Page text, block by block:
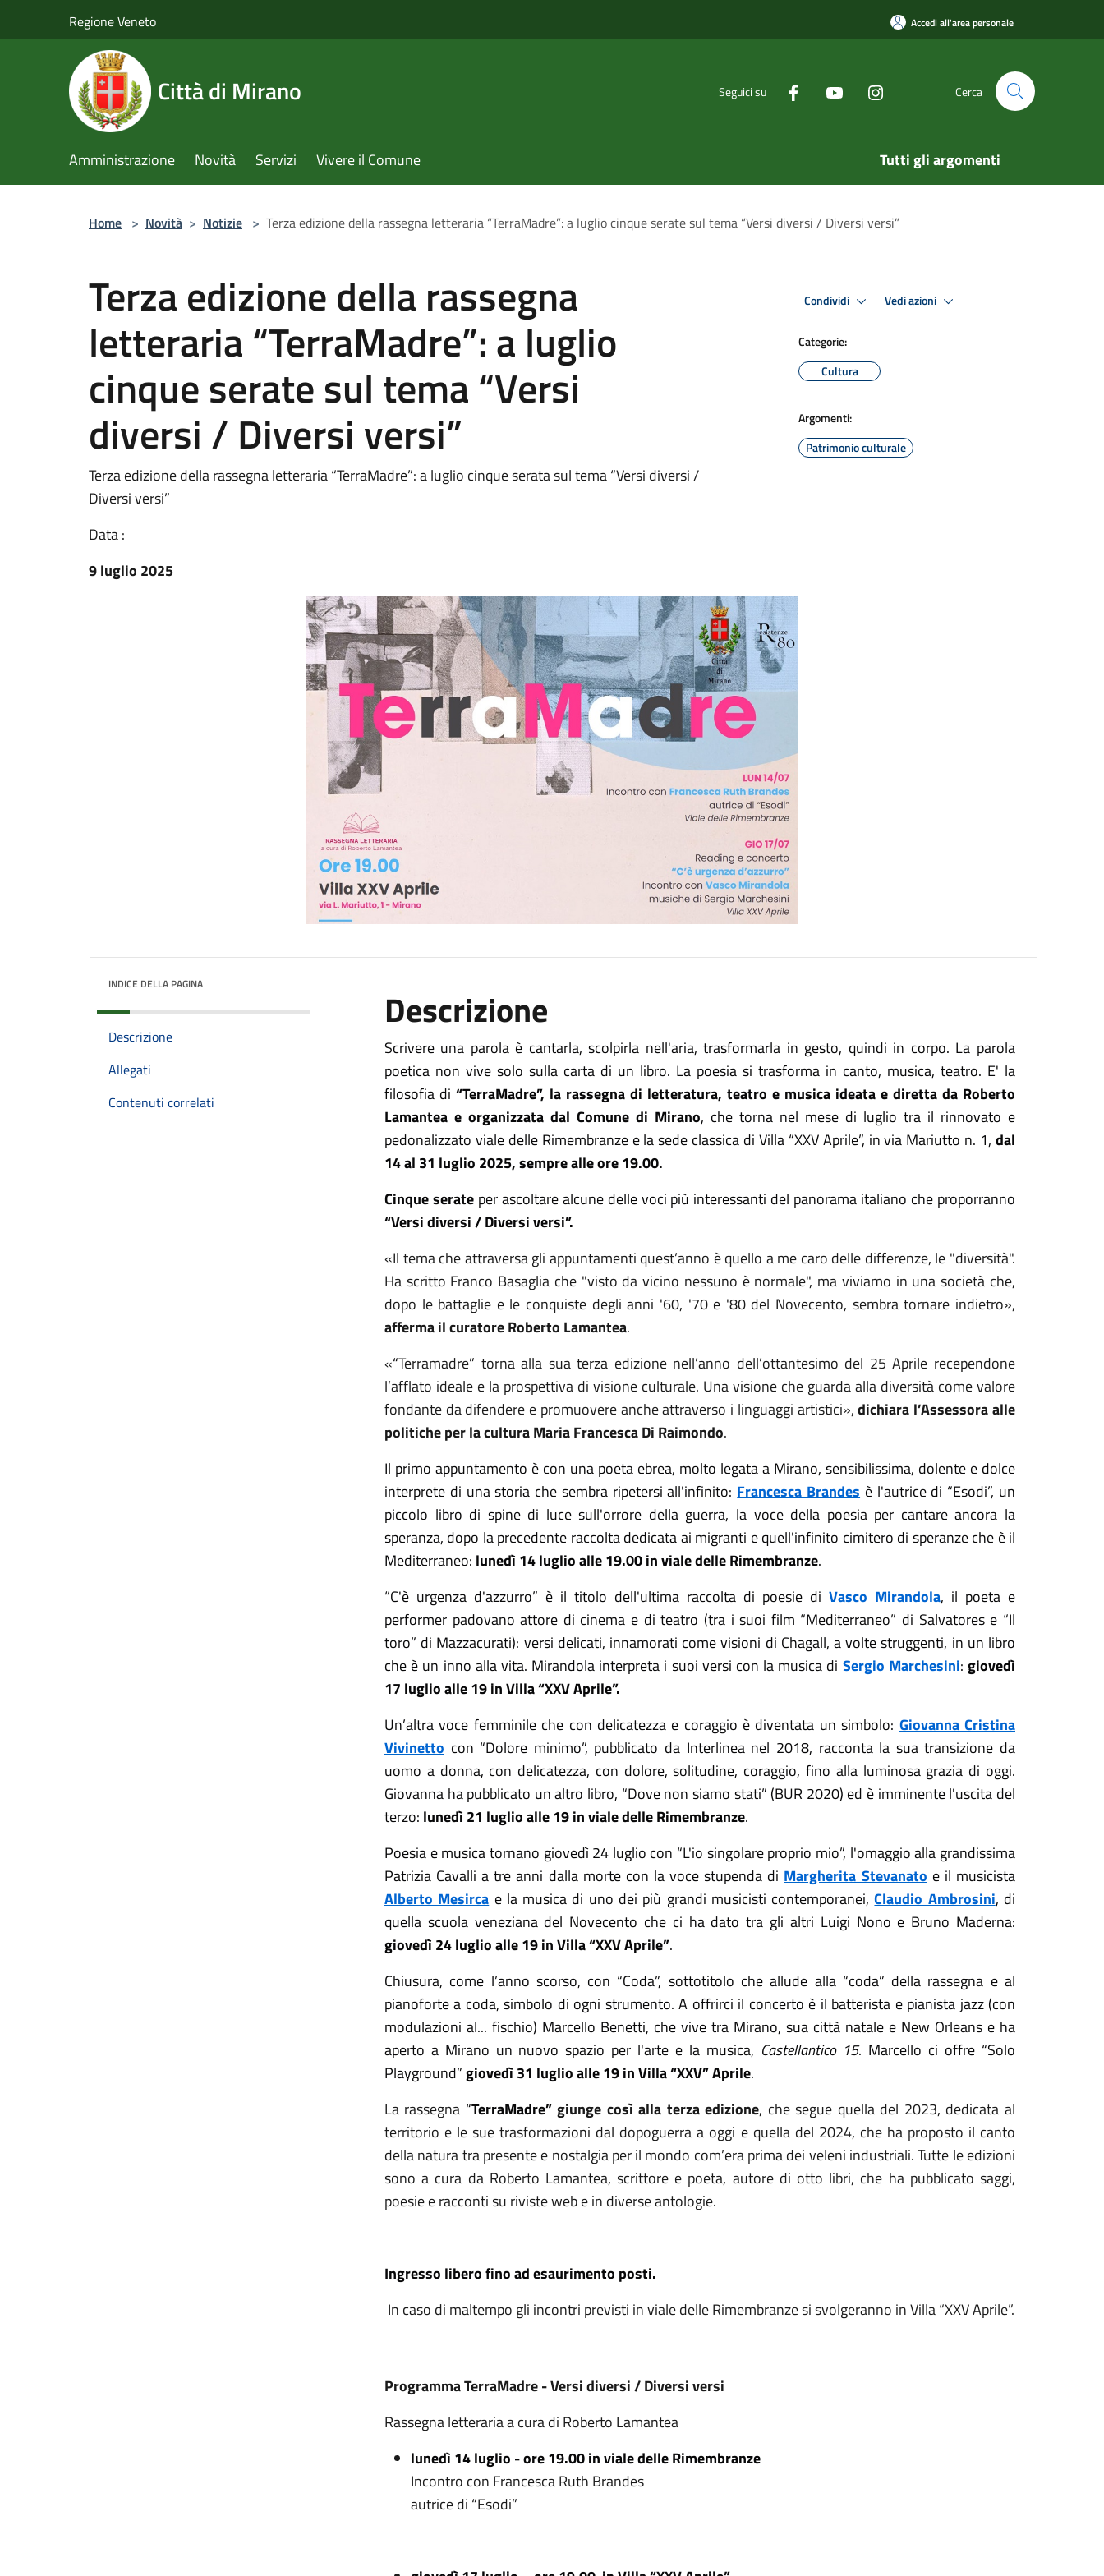
Regione Veneto Accedi all'area personale
Città di Mirano Seguici su Cerca
Amministrazione Novità Servizi Vivere il Comune Tutti gli argomenti
Home > Novità > Notizie > Terza edizione della rassegna letteraria “TerraMadre”: a luglio cinque serate sul tema “Versi diversi / Diversi versi”
Terza edizione della rassegna
letteraria “TerraMadre”: a luglio
cinque serate sul tema “Versi
diversi / Diversi versi”
Terza edizione della rassegna letteraria “TerraMadre”: a luglio cinque serata sul tema “Versi diversi /
Diversi versi”
Data :
9 luglio 2025
Condividi Vedi azioni
Categorie:
Cultura
Argomenti:
Patrimonio culturale
INDICE DELLA PAGINA
Descrizione
Allegati
Contenuti correlati
Descrizione
Scrivere una parola è cantarla, scolpirla nell'aria, trasformarla in gesto, quindi in corpo. La parola
poetica non vive solo sulla carta di un libro. La poesia si trasforma in canto, musica, teatro. E' la
filosofia di “TerraMadre”, la rassegna di letteratura, teatro e musica ideata e diretta da Roberto
Lamantea e organizzata dal Comune di Mirano, che torna nel mese di luglio tra il rinnovato e
pedonalizzato viale delle Rimembranze e la sede classica di Villa “XXV Aprile”, in via Mariutto n. 1, dal
14 al 31 luglio 2025, sempre alle ore 19.00.
Cinque serateper ascoltare alcune delle voci più interessanti del panorama italiano che proporranno
“Versi diversi / Diversi versi”.
«Il tema che attraversa gli appuntamenti quest’anno è quello a me caro delle differenze, le "diversità".
Ha scritto Franco Basaglia che "visto da vicino nessuno è normale", ma viviamo in una società che,
dopo le battaglie e le conquiste degli anni '60, '70 e '80 del Novecento, sembra tornare indietro»,
afferma il curatore Roberto Lamantea.
«“Terramadre” torna alla sua terza edizione nell’anno dell’ottantesimo del 25Aprile recependone
l’afflato ideale e la prospettiva di visione culturale. Una visione che guarda alla diversità come valore
fondante da difendere e promuovere anche attraverso i linguaggi artistici»,dichiara l’Assessora alle
politiche per la cultura Maria Francesca Di Raimondo.
Il primo appuntamento è con una poeta ebrea, molto legata a Mirano, sensibilissima, dolente e dolce
interprete di una storia che sembra ripetersi all'infinito: Francesca Brandes è l'autrice di “Esodi”, un
piccolo libro di spine di luce sull'orrore della guerra, la voce della poesia per cantare ancora la
speranza, dopo la precedente raccolta dedicata ai migranti e quell'infinito cimitero di speranze che è il
Mediterraneo: lunedì 14 luglio alle 19.00in viale delle Rimembranze.
“C'è urgenza d'azzurro” è il titolo dell'ultima raccolta di poesie di Vasco Mirandola, il poeta e
performer padovano attore di cinema e di teatro (tra i suoi film “Mediterraneo” di Salvatores e “Il
toro” di Mazzacurati): versi delicati, innamorati come visioni di Chagall, a volte struggenti, in un libro
che è un inno alla vita. Mirandola interpreta i suoi versi con la musica di Sergio Marchesini:giovedì
17 luglio alle 19 in Villa“XXV Aprile”.
Un’altra voce femminile che con delicatezza e coraggio è diventata un simbolo: Giovanna Cristina
Vivinetto con “Dolore minimo”, pubblicato da Interlinea nel 2018, racconta la sua transizione da
uomo a donna, con delicatezza, con dolore, solitudine, coraggio, fino alla luminosa grazia di oggi.
Giovanna ha pubblicato un altro libro, “Dove non siamo stati” (BUR 2020) ed è imminente l'uscita del
terzo: lunedì 21 luglio alle 19 in viale delle Rimembranze.
Poesia e musica tornano giovedì 24 luglio con “L'io singolare proprio mio”, l'omaggio alla grandissima
Patrizia Cavalli a tre anni dalla morte con la voce stupenda di Margherita Stevanato e il musicista
Alberto Mesirca e la musica di uno dei più grandi musicisti contemporanei,Claudio Ambrosini, di
quella scuola veneziana del Novecento che ci ha dato tra gli altri Luigi Nono e Bruno Maderna:
giovedì 24 luglio alle 19 in Villa“XXV Aprile”.
Chiusura, come l’anno scorso, con “Coda”, sottotitolo che allude alla “coda” della rassegna e al
pianoforte a coda, simbolo di ogni strumento. A offrirci il concerto è il batterista e pianista jazz (con
modulazioni al... fischio) Marcello Benetti, che vive tra Mirano, sua città natale e New Orleans e ha
aperto a Mirano un nuovo spazio per l'arte e la musica, Castellantico 15. Marcello ci offre “Solo
Playground”giovedì 31 luglio alle 19 in Villa“XXV”Aprile.
La rassegna “TerraMadre”giunge così alla terza edizione, che segue quella del 2023, dedicata al
territorio e le sue trasformazioni dal dopoguerra a oggi e quella del 2024, che ha proposto il canto
della natura tra presente e nostalgia per il mondo com’era prima dei veleni industriali. Tutte le edizioni
sono a cura da Roberto Lamantea, scrittore e poeta, autore di otto libri, che ha pubblicato saggi,
poesie e racconti su riviste web e in diverse antologie.
Ingresso libero fino ad esaurimento posti.
In caso di maltempo gli incontri previsti in viale delle Rimembranze si svolgeranno in Villa“XXV Aprile”.
Programma TerraMadre - Versi diversi / Diversi versi
Rassegna letteraria a cura di Roberto Lamantea
lunedì 14 luglio - ore19.00in viale delle Rimembranze
Incontro con Francesca Ruth Brandes
autrice di “Esodi”